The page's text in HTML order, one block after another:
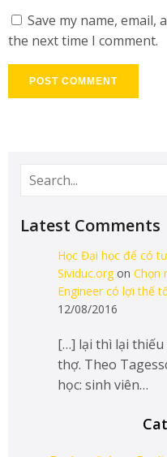
Save my name,
the next time I comment.
Latest Comments
Học Đại học để có
Sividuc.orgon Chọn
Engineer có lợi thế
12/08/2016
[…] lại thì lại thiếu
thợ. Theo
học: sinh viên…